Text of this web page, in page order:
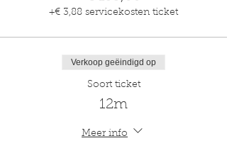
+€ 3,88 servicekosten ticket
Verkoop geëindigd op
Soort ticket
12m
Meer info